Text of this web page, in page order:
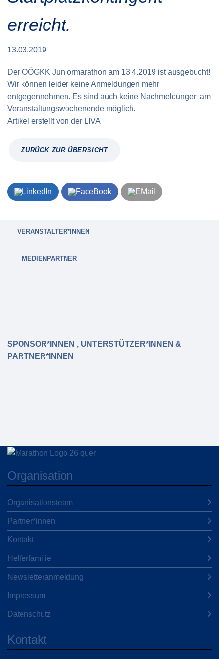
Special Olympics Run
Feuerwehr läuft
Staatsmeisterschaft
Treue Clubs
Service der Linz Linien
Verkehrsinfo
Zeitmessung
Teilnahmebedingungen
erreicht.
13.03.2019
Der OÖGKK Juniormarathon am 13.4.2019 ist ausgebucht!
Wir können leider keine Anmeldungen mehr
entgegennehmen. Es sind auch keine Nachmeldungen am
Veranstaltungswochenende möglich.
Artikel erstellt von der LIVA
ZURÜCK ZUR ÜBERSICHT
VERANSTALTER*INNEN
MEDIENPARTNER
SPONSOR*INNEN , UNTERSTÜTZER*INNEN &
PARTNER*INNEN
Organisation
Organisationsteam
Partner*innen
Kontakt
Helferfamilie
Newsletteranmeldung
Impressum
Datenschutz
Kontakt